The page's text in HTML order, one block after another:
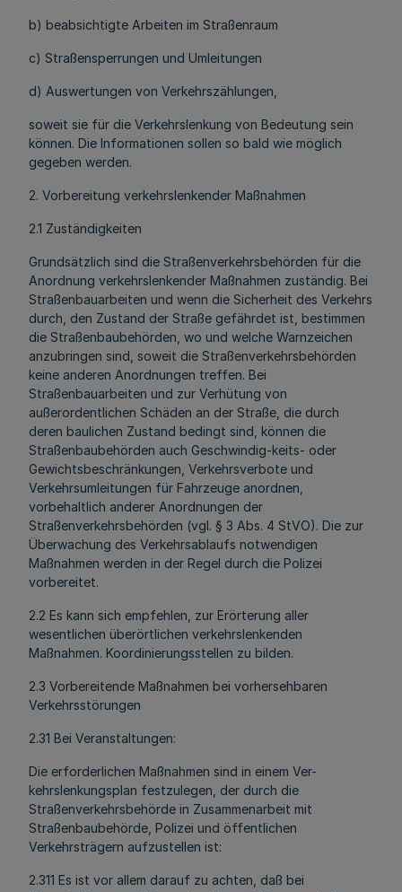
b) beabsichtigte Arbeiten im Straßenraum
c) Straßensperrungen und Umleitungen
d) Auswertungen von Verkehrszählungen,
soweit sie für die Verkehrslenkung von Bedeutung sein
können. Die Informationen sollen so bald wie möglich
gegeben werden.
2. Vorbereitung verkehrslenkender Maßnahmen
2.1 Zuständigkeiten
Grundsätzlich sind die Straßenverkehrsbehörden für die
Anordnung verkehrslenkender Maßnahmen zuständig. Bei
Straßenbauarbeiten und wenn die Sicherheit des Verkehrs
durch, den Zustand der Straße gefährdet ist, bestimmen
die Straßenbaubehörden, wo und welche Warnzeichen
anzubringen sind, soweit die Straßenverkehrsbehörden
keine anderen Anordnungen treffen. Bei
Straßenbauarbeiten und zur Verhütung von
außerordentlichen Schäden an der Straße, die durch
deren baulichen Zustand bedingt sind, können die
Straßenbaubehörden auch Geschwindig-keits- oder
Gewichtsbeschränkungen, Verkehrsverbote und
Verkehrsumleitungen für Fahrzeuge anordnen,
vorbehaltlich anderer Anordnungen der
Straßenverkehrsbehörden (vgl. § 3 Abs. 4 StVO). Die zur
Überwachung des Verkehrsablaufs notwendigen
Maßnahmen werden in der Regel durch die Polizei
vorbereitet.
2.2 Es kann sich empfehlen, zur Erörterung aller
wesentlichen überörtlichen verkehrslenkenden
Maßnahmen. Koordinierungsstellen zu bilden.
2.3 Vorbereitende Maßnahmen bei vorhersehbaren
Verkehrsstörungen
2.31 Bei Veranstaltungen:
Die erforderlichen Maßnahmen sind in einem Ver-
kehrslenkungsplan festzulegen, der durch die
Straßenverkehrsbehörde in Zusammenarbeit mit
Straßenbaubehörde, Polizei und öffentlichen
Verkehrsträgern aufzustellen ist:
2.311 Es ist vor allem darauf zu achten, daß bei